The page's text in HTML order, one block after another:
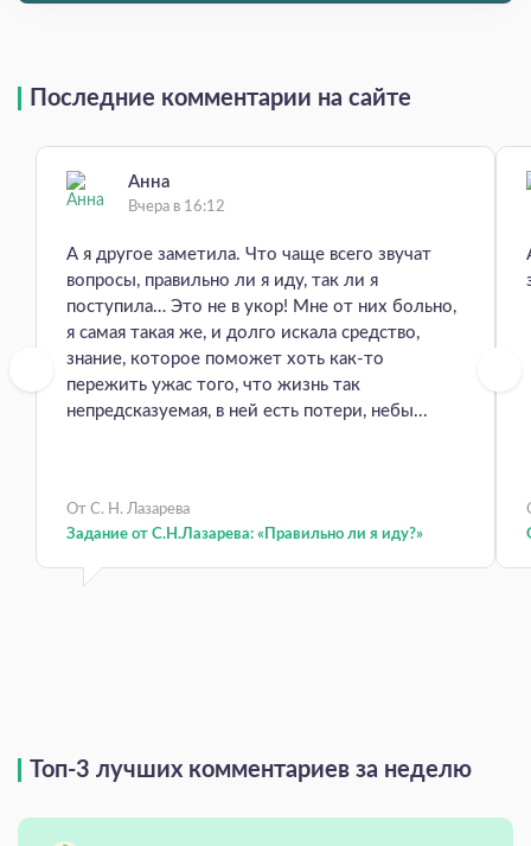
Последние комментарии на сайте
Анна
Вчера в 16:12
А я другое заметила. Что чаще всего звучат
вопросы, правильно ли я иду, так ли я
поступила… Это не в укор! Мне от них больно,
я самая такая же, и долго искала средство,
знание, которое поможет хоть как-то
пережить ужас того, что жизнь так
непредсказуемая, в ней есть потери, небы...
От С. Н. Лазарева
Задание от С.Н.Лазарева: «Правильно ли я иду?»
Топ-3 лучших комментариев за неделю